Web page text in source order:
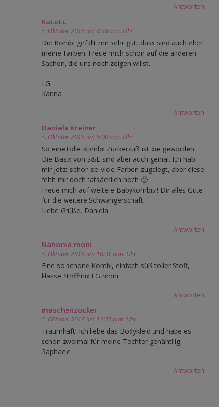
Antworten
KaLeLu
5. Oktober 2016 um 4:38 a.m. Uhr
Die Kombi gefällt mir sehr gut, dass sind auch eher
meine Farben. Freue mich schon auf die anderen
Sachen, die uns noch zeigen willst.
LG
Karina
Antworten
Daniela Kreiner
5. Oktober 2016 um 6:00 a.m. Uhr
So eine tolle Kombi! Zuckersüß ist die geworden.
Die Basix von S&L sind aber auch genial. Ich hab
mir jetzt schon so viele Farben zugelegt, aber diese
fehlt mir doch tatsächlich noch 🙁
Freue mich auf weitere Babykombis!! Dir alles Gute
für die weitere Schwangerschaft.
Liebe Grüße, Daniela
Antworten
Nähoma moni
5. Oktober 2016 um 10:31 a.m. Uhr
Eine so schöne Kombi, einfach süß toller Stoff,
klasse Stoffmix LG moni
Antworten
maschenzucker
5. Oktober 2016 um 12:27 p.m. Uhr
Traumhaft! Ich liebe das Bodykleid und habe es
schon zweimal für meine Tochter genäht! lg,
Raphaele
Antworten